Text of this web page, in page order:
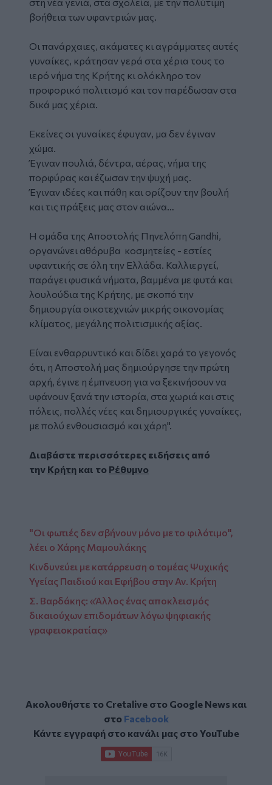
βοήθεια των υφαντριών μας.
Οι πανάρχαιες, ακάματες κι αγράμματες αυτές
γυναίκες, κράτησαν γερά στα χέρια τους το
ιερό νήμα της Κρήτης κι ολόκληρο τον
προφορικό πολιτισμό και τον παρέδωσαν στα
δικά μας χέρια.
Εκείνες οι γυναίκες έφυγαν, μα δεν έγιναν
χώμα.
Έγιναν πουλιά, δέντρα, αέρας, νήμα της
πορφύρας και έζωσαν την ψυχή μας.
Έγιναν ιδέες και πάθη και ορίζουν την βουλή
και τις πράξεις μας στον αιώνα…
Η ομάδα της Αποστολής Πηνελόπη Gandhi,
οργανώνει αθόρυβα κοσμητείες - εστίες
υφαντικής σε όλη την Ελλάδα. Καλλιεργεί,
παράγει φυσικά νήματα, βαμμένα με φυτά και
λουλούδια της Κρήτης, με σκοπό την
δημιουργία οικοτεχνιών μικρής οικονομίας
κλίματος, μεγάλης πολιτισμικής αξίας.
Είναι ενθαρρυντικό και δίδει χαρά το γεγονός
ότι, η Αποστολή μας δημιούργησε την πρώτη
αρχή, έγινε η έμπνευση για να ξεκινήσουν να
υφάνουν ξανά την ιστορία, στα χωριά και στις
πόλεις, πολλές νέες και δημιουργικές γυναίκες,
με πολύ ενθουσιασμό και χάρη".
Διαβάστε περισσότερες ειδήσεις από
την Κρήτη και το Ρέθυμνο
"Οι φωτιές δεν σβήνουν μόνο με το φιλότιμο",
λέει ο Χάρης Μαμουλάκης
Κινδυνεύει με κατάρρευση ο τομέας Ψυχικής
Υγείας Παιδιού και Εφήβου στην Αν. Κρήτη
Σ. Βαρδάκης: «Άλλος ένας αποκλεισμός
δικαιούχων επιδομάτων λόγω ψηφιακής
γραφειοκρατίας»
Ακολουθήστε το Cretalive στο Google Newsκαι
στο Facebook
Κάντε εγγραφή στο κανάλι μας στοYouTube